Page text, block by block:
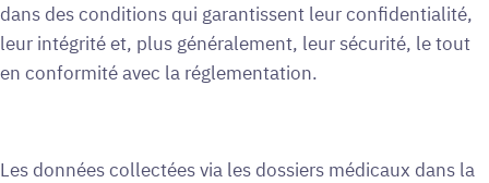
dans des conditions qui garantissent leur confidentialité,
leur intégrité et, plus généralement, leur sécurité, le tout
en conformité avec la réglementation.
Les données collectées via les dossiers médicaux dans la